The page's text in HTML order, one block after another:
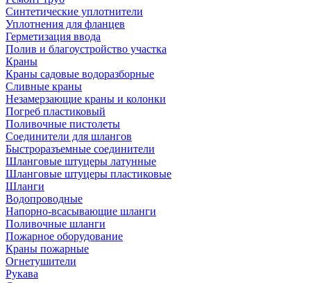
Синтетические уплотнители
Уплотнения для фланцев
Герметизация ввода
Полив и благоустройство участка
Краны
Краны садовые водоразборные
Сливные краны
Незамерзающие краны и колонки
Погреб пластиковый
Поливочные пистолеты
Соединители для шлангов
Быстроразъемные соединители
Шланговые штуцеры латунные
Шланговые штуцеры пластиковые
Шланги
Водопроводные
Напорно-всасывающие шланги
Поливочные шланги
Пожарное оборудование
Краны пожарные
Огнетушители
Рукава